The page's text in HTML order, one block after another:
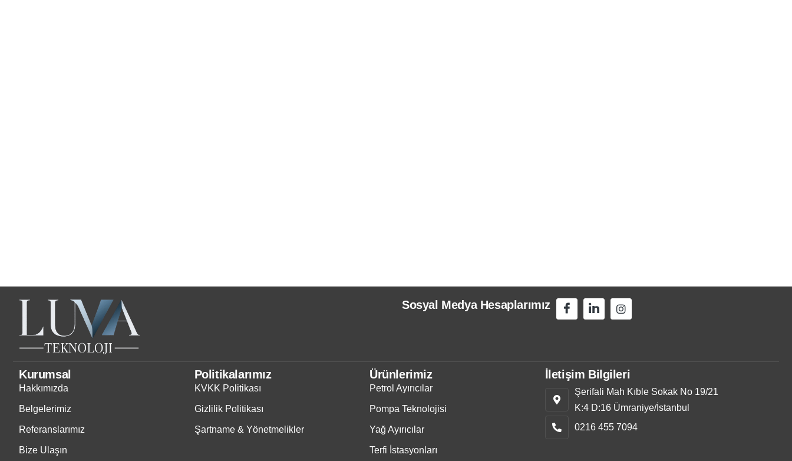
Sosyal Medya Hesaplarımız
Kurumsal
Hakkımızda
Belgelerimiz
Referanslarımız
Bize Ulaşın
Politikalarımız
KVKK Politikası
Gizlilik Politikası
Şartname & Yönetmelikler
Ürünlerimiz
Petrol Ayırıcılar
Pompa Teknolojisi
Yağ Ayırıcılar
Terfi İstasyonları
İletişim Bilgileri
Şerifali Mah Kıble Sokak No 19/21
K:4 D:16 Ümraniye/İstanbul
0216 455 7094